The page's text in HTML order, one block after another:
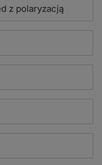
z polaryzacją